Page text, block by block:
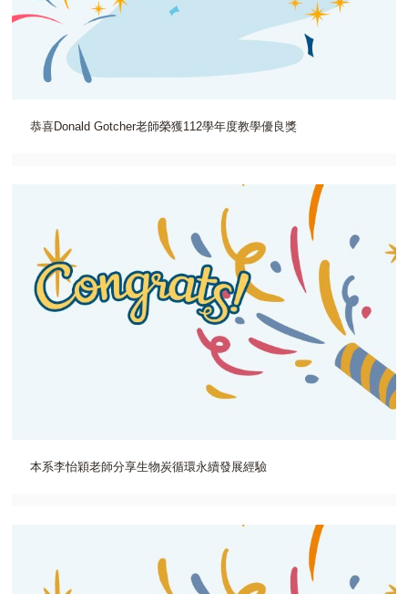
恭喜Donald Gotcher老師榮獲112學年度教學優良獎
本系李怡穎老師分享生物炭循環永續發展經驗